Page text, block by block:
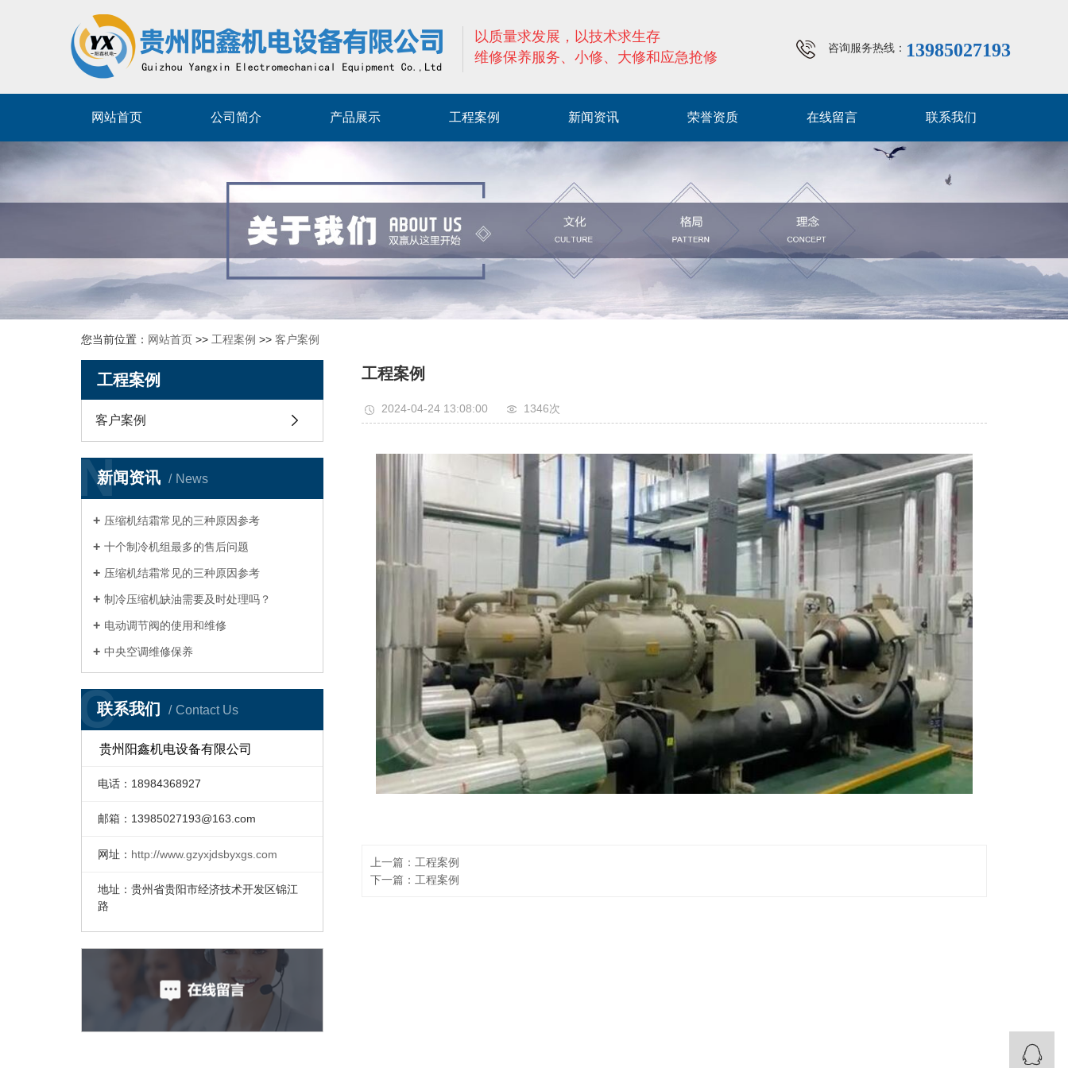
以质量求发展，以技术求生存
维修保养服务、小修、大修和应急抢修
咨询服务热线： 13985027193
网站首页 公司简介 产品展示 工程案例 新闻资讯 荣誉资质 在线留言 联系我们
您当前位置： 网站首页 >> 工程案例 >> 客户案例
工程案例
客户案例
新闻资讯 News
N
压缩机结霜常见的三种原因参考
十个制冷机组最多的售后问题
压缩机结霜常见的三种原因参考
制冷压缩机缺油需要及时处理吗？
电动调节阀的使用和维修
中央空调维修保养
联系我们 Contact Us
C
贵州阳鑫机电设备有限公司
电话：18984368927
邮箱： 13985027193@163.com
网址： http://www.gzyxjdsbyxgs.com
地址：贵州省贵阳市经济技术开发区锦江
路
工程案例
2024-04-24 13:08:00 1346次
上一篇：工程案例
下一篇：工程案例